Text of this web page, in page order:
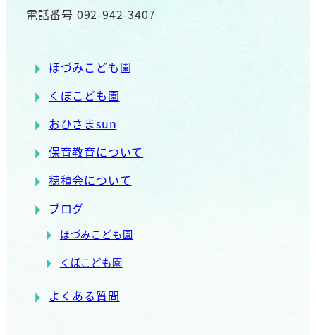
電話番号 092-942-3407
ほづみこども園
くぼこども園
おひさまsun
保育教育について
穂積会について
ブログ
ほづみこども園
くぼこども園
よくある質問